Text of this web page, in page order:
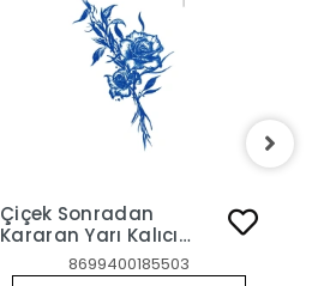
Çiçek Sonradan
Kararan Yarı Kalıcı
Geçici Dövme Tattoo
8699400185503